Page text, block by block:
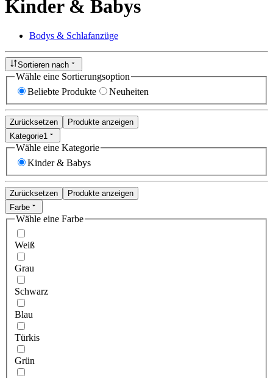
Kinder & Babys
Bodys & Schlafanzüge
Sortieren nach
Wähle eine Sortierungsoption
Beliebte Produkte
Neuheiten
Zurücksetzen
Produkte anzeigen
Kategorie1
Wähle eine Kategorie
Kinder & Babys
Zurücksetzen
Produkte anzeigen
Farbe
Wähle eine Farbe
Weiß
Grau
Schwarz
Blau
Türkis
Grün